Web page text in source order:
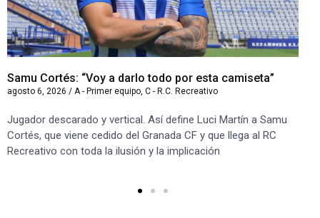
Samu Cortés: “Voy a darlo todo por esta camiseta”
agosto 6, 2026 / A - Primer equipo, C - R.C. Recreativo
Jugador descarado y vertical. Así define Luci Martín a Samu
Cortés, que viene cedido del Granada CF y que llega al RC
Recreativo con toda la ilusión y la implicación